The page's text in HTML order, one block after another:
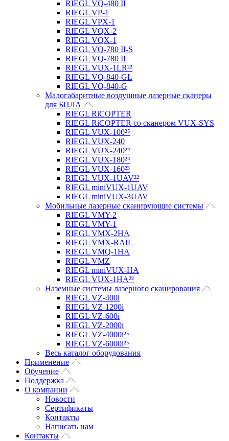
RIEGL VQ-480 II
RIEGL VP-1
RIEGL VPX-1
RIEGL VQX-2
RIEGL VQX-1
RIEGL VQ-780 II-S
RIEGL VQ-780 II
RIEGL VUX-1LR²²
RIEGL VQ-840-GL
RIEGL VQ-840-G
Малогабаритные воздушные лазерные сканеры
для БПЛА
RIEGL RiCOPTER
RIEGL RiCOPTER со сканером VUX-SYS
RIEGL VUX-100²⁵
RIEGL VUX-240
RIEGL VUX-240²⁴
RIEGL VUX-180²⁴
RIEGL VUX-160²³
RIEGL VUX-1UAV²²
RIEGL miniVUX-1UAV
RIEGL miniVUX-3UAV
Мобильные лазерные сканирующие системы
RIEGL VMY-2
RIEGL VMY-1
RIEGL VMX-2HA
RIEGL VMX-RAIL
RIEGL VMQ-1HA
RIEGL VMZ
RIEGL miniVUX-HA
RIEGL VUX-1HA²²
Наземные системы лазерного сканирования
RIEGL VZ-400i
RIEGL VZ-1200i
RIEGL VZ-600i
RIEGL VZ-2000i
RIEGL VZ-4000i²⁵
RIEGL VZ-6000i²⁵
Весь каталог оборудования
Применение
Обучение
Поддержка
О компании
Новости
Сертификаты
Контакты
Написать нам
Контакты